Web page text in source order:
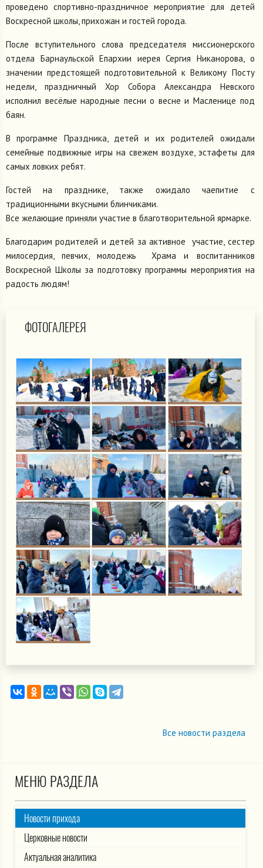
проведено спортивно-праздничное мероприятие для детей
Воскресной школы, прихожан и гостей города.
После вступительного слова председателя миссионерского
отдела Барнаульской Епархии иерея Сергия Никанорова, о
значении предстоящей подготовительной к Великому Посту
недели, праздничный Хор Собора Александра Невского
исполнил весёлые народные песни о весне и Масленице под
баян.
В программе Праздника, детей и их родителей ожидали
семейные подвижные игры на свежем воздухе, эстафеты для
самых ловких ребят.
Гостей на празднике, также ожидало чаепитие с
традиционными вкусными блинчиками.
Все желающие приняли участие в благотворительной ярмарке.
Благодарим родителей и детей за активное участие, сестер
милосердия, певчих, молодежь Храма и воспитанников
Воскресной Школы за подготовку программы мероприятия на
радость людям!
ФОТОГАЛЕРЕЯ
Все новости раздела
МЕНЮ РАЗДЕЛА
Новости прихода
Церковные новости
Актуальная аналитика